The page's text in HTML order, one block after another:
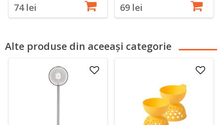
74 lei 69 lei
Alte produse din aceeași categorie